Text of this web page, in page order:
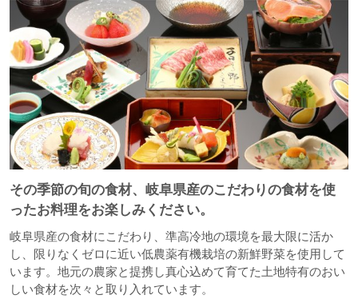
その季節の旬の食材、岐阜県産のこだわりの食材を使
ったお料理をお楽しみください。
岐阜県産の食材にこだわり、準高冷地の環境を最大限に活か
し、限りなくゼロに近い低農薬有機栽培の新鮮野菜を使用して
います。地元の農家と提携し真心込めて育てた土地特有のおい
しい食材を次々と取り入れています。